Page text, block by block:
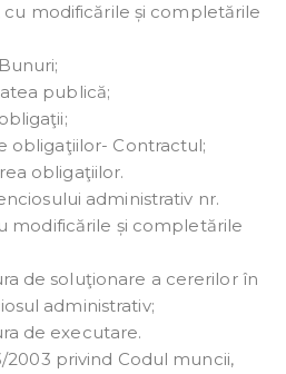
modificările și completările
publică;
obligaţiilor- Contractul;
obligaţiilor.
administrativ nr.
modificările și completările
de soluţionare a cererilor în
administrativ;
de executare.
2003 privind Codul muncii,